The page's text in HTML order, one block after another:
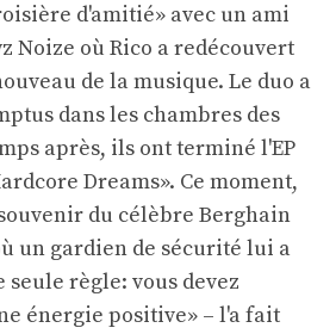
d'amitié» avec un ami
Noize où Rico a redécouvert
de la musique. Le duo a
dans les chambres des
après, ils ont terminé l'EP
Dreams». Ce moment,
du célèbre Berghain
un gardien de sécurité lui a
seule règle: vous devez
énergie positive» – l'a fait